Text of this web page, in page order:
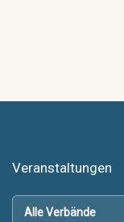
Veranstaltungen